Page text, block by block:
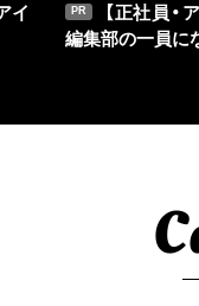
イ PR
【正社員・
編集部の一員に